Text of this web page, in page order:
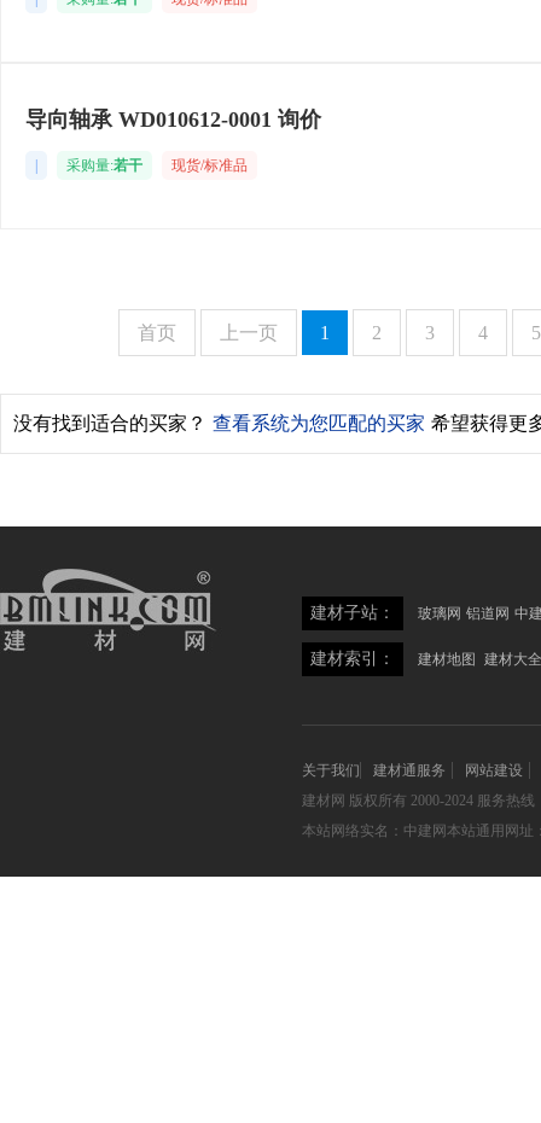
导向轴承 WD010612-0001 询价
采购量:若干 现货/标准品
首页 上一页 1 2 3 4 5
没有找到适合的买家？ 查看系统为您匹配的买家 希望获得更
建材子站： 玻璃网 铝道网 中
建材索引： 建材地图 建材大全
关于我们 建材通服务
网站建设
建材网 版权所有 2000-2024 服务热线
本站网络实名：中建网本站通用网址